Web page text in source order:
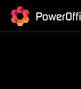
PowerOffice